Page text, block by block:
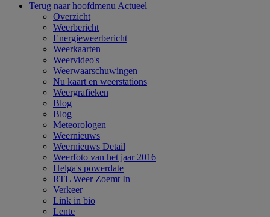
Terug naar hoofdmenu Actueel
Overzicht
Weerbericht
Energieweerbericht
Weerkaarten
Weervideo's
Weerwaarschuwingen
Nu kaart en weerstations
Weergrafieken
Blog
Blog
Meteorologen
Weernieuws
Weernieuws Detail
Weerfoto van het jaar 2016
Helga's powerdate
RTL Weer Zoemt In
Verkeer
Link in bio
Lente